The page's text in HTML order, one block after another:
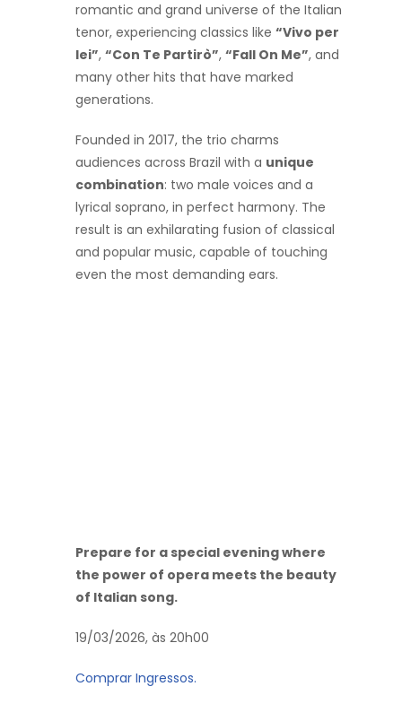
romantic and grand universe of the Italian
tenor, experiencing classics like “Vivo per
lei”, “Con Te Partirò”, “Fall On Me”, and
many other hits that have marked
generations.
Founded in 2017, the trio charms
audiences across Brazil with a unique
combination: two male voices and a
lyrical soprano, in perfect harmony. The
result is an exhilarating fusion of classical
and popular music, capable of touching
even the most demanding ears.
Prepare for a special evening where
the power of opera meets the beauty
of Italian song.
19/03/2026, às 20h00
Comprar Ingressos.